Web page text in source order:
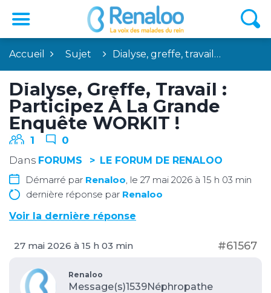
Accueil Sujet Dialyse, greffe, travail…
Dialyse, Greffe, Travail :
Participez À La Grande
Enquête WORKIT !
1 0
Dans FORUMS
LE FORUM DE RENALOO
Démarré par Renaloo , le 27 mai 2026 à 15 h 03 min
dernière réponse par Renaloo
Voir la dernière réponse
27 mai 2026 à 15 h 03 min #61567
Renaloo
Message(s)1539Néphropathe